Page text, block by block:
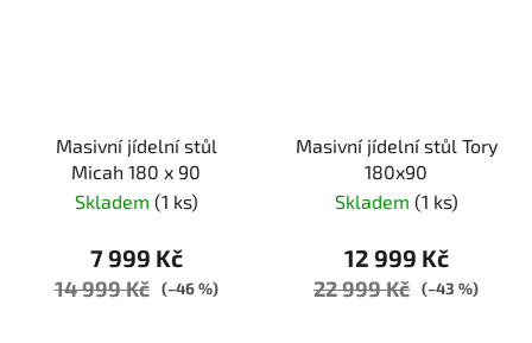
Masivní jídelní stůl
Micah 180 x 90
Skladem (1 ks)
7 999 Kč
14 999 Kč (–46 %)
Masivní jídelní stůl Tory
180x90
Skladem (1 ks)
12 999 Kč
22 999 Kč (–43 %)